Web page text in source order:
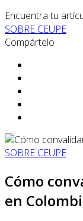
Encuentra tu
SOBRE CEUPE
Compártelo
SOBRE CEUPE
Cómo
en